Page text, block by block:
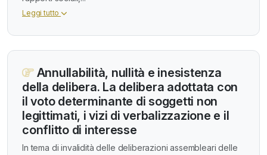
Leggi tutto
Annullabilità, nullità e inesistenza
della delibera. La delibera adottata con
il voto determinante di soggetti non
legittimati, i vizi di verbalizzazione e il
conflitto di interesse
In tema di invalidità delle deliberazioni assembleari delle